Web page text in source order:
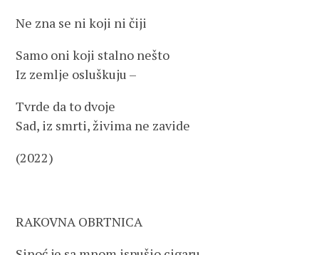
Ne zna se ni koji ni čiji
Samo oni koji stalno nešto
Iz zemlje osluškuju –
Tvrde da to dvoje
Sad, iz smrti, živima ne zavide
(2022)
RAKOVNA OBRTNICA